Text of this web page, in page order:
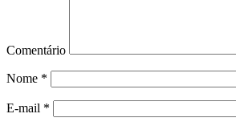
Comentário
Nome *
E-mail *